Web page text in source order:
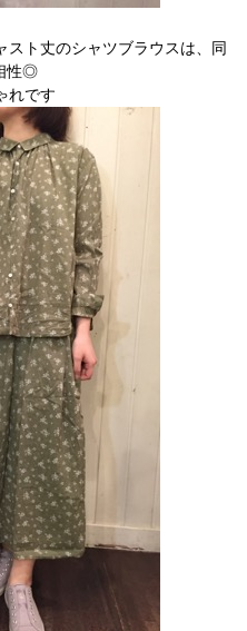
スト丈のシャツブラウスは、同
性◎
れです